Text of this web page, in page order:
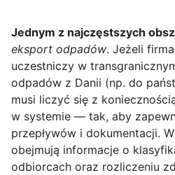
Jednym z najczęstszych
eksport odpadów. Jeżeli
uczestniczy w
odpadów z Danii (np. do
musi liczyć się z
w systemie — tak, aby
przepływów i dokumentacji.
obejmują informacje o
odbiorcach oraz rozliczeniu